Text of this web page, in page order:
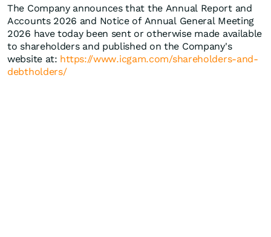
The Company announces that the Annual Report and
Accounts 2026 and Notice of Annual General Meeting
2026 have today been sent or otherwise made available
to shareholders and published on the Company's
website at: https://www.icgam.com/shareholders-and-
debtholders/